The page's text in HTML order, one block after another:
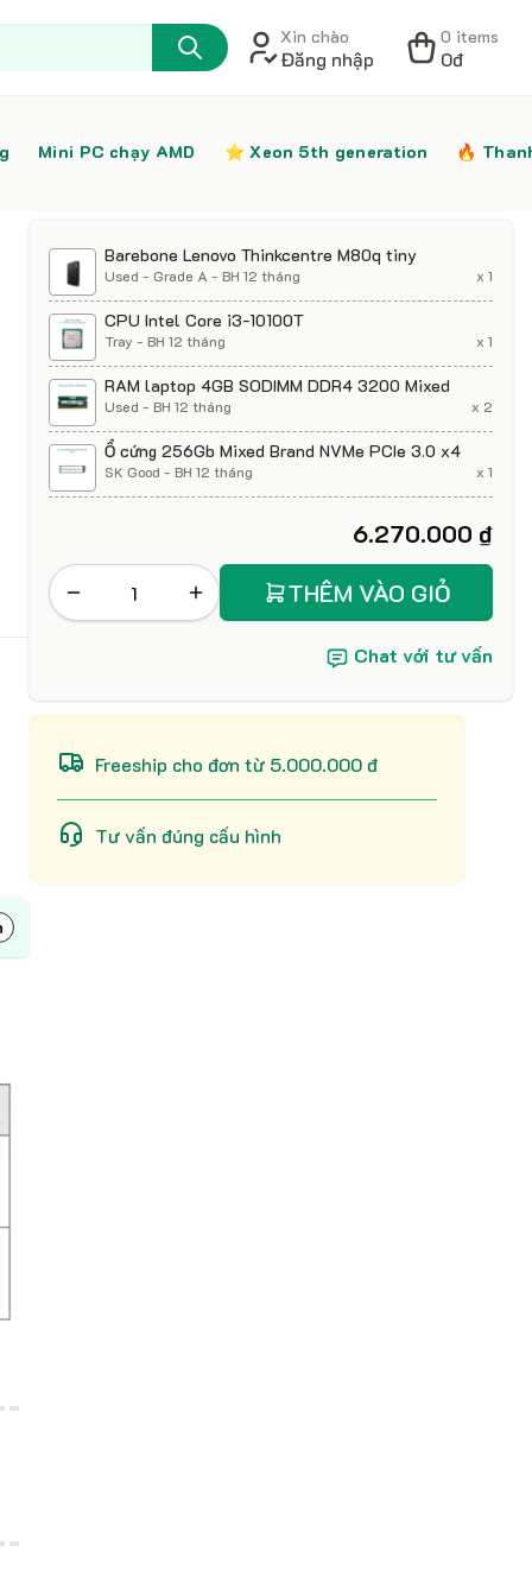
Xin chào
Đăng nhập
0 items
0đ
Mini PC chạy AMD ⭐️ Xeon 5th generation 🔥
Barebone Lenovo Thinkcentre M80q tiny
Used - Grade A - BH 12 tháng x 1
CPU Intel Core i3-10100T
Tray - BH 12 tháng x 1
RAM laptop 4GB SODIMM DDR4 3200 Mixed
Used - BH 12 tháng x 2
Ổ cứng 256Gb Mixed Brand NVMe PCIe 3.0 x4
SK Good - BH 12 tháng x 1
6.270.000 ₫
THÊM VÀO GIỎ
Chat với tư vấn
Freeship cho đơn từ 5.000.000 đ
Tư vấn đúng cấu hình